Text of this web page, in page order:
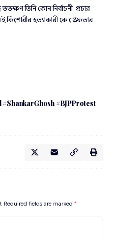
তিনি কোন নির্বাচনী প্রচার
কিশোরীর হত্যাকারী কে গ্রেফতার
#BJPProtest
Required fields are marked *